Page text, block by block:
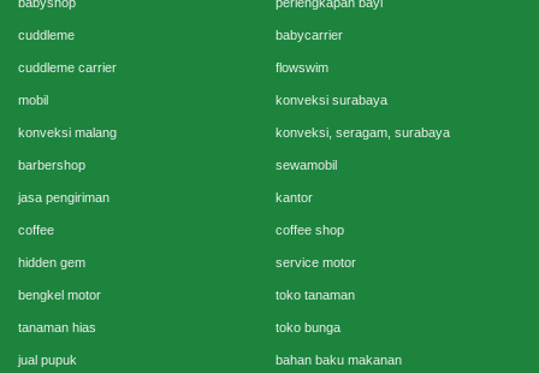
babyshop perlengkapan bayi
cuddleme babycarrier
cuddleme carrier flowswim
mobil konveksi surabaya
konveksi malang konveksi, seragam, surabaya
barbershop sewamobil
jasa pengiriman kantor
coffee coffee shop
hidden gem service motor
bengkel motor toko tanaman
tanaman hias toko bunga
jual pupuk bahan baku makanan